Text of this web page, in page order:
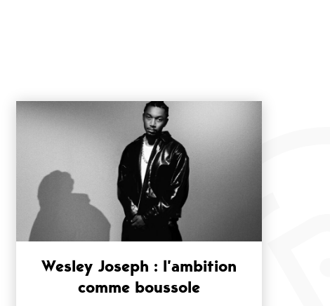
Wesley Joseph : l’ambition
comme boussole